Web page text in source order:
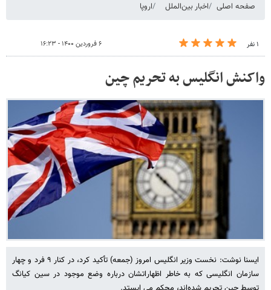
صفحه اصلی اخبار بین‌الملل اروپا
۱ نفر ۶ فروردین ۱۴۰۰ - ۱۶:۲۳
واکنش انگلیس به تحریم چین
ایسنا نوشت: نخست وزیر انگلیس امروز (جمعه) تأکید کرد، در کنار ۹ فرد و چهار
سازمان انگلیسی که به خاطر اظهاراتشان درباره وضع موجود در سین کیانگ